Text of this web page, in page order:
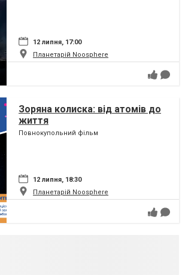
12 липня, 17:00
Планетарій Noosphere
Зоряна колиска: від атомів до
життя
Повнокупольний фільм
12 липня, 18:30
Планетарій Noosphere